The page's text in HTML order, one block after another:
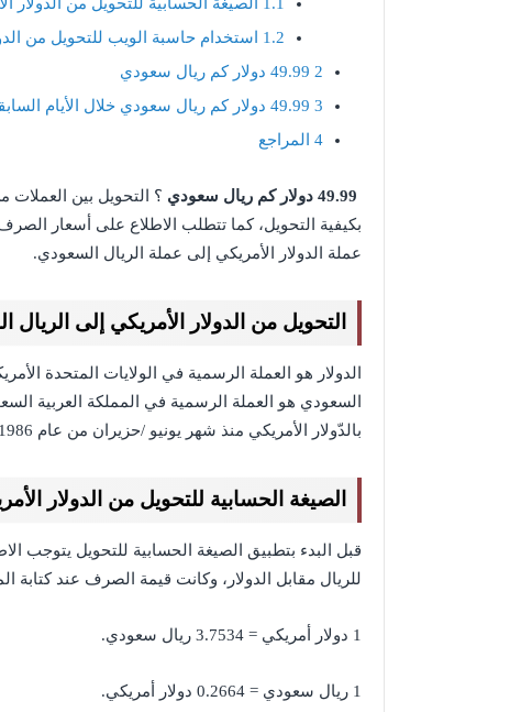
1.2 استخدام حاسبة الويب للتحويل من
2
3
4 المراجع
49.99 دولار كم ريال سعودي
؟ التحويل بين العملات
بكيفية التحويل، كما تتطلب الاطلاع على أسعار
عملة الدولار الأمريكي إلى عملة الريال السعودي.
التحويل من الدولار الأمريكي إلى الريال
الدولار هو العملة الرسمية في الولايات المتحدة
السعودي هو العملة الرسمية في المملكة العربية
بالدّولار الأمريكي منذ شهر يونيو /حزيران من عام 1986م.
الصيغة الحسابية للتحويل من الدولار
قبل البدء بتطبيق الصيغة الحسابية للتحويل
للريال مقابل الدولار، وكانت قيمة الصرف عند كتابة
1 دولار أمريكي = 3.7534 ريال سعودي.
1 ريال سعودي = 0.2664 دولار أمريكي.